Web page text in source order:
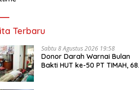
Terbaru
Sabtu 8 Agustus 2026 19:58
Donor Darah Warnai Bulan
Bakti HUT ke-50 PT TIMAH, 68